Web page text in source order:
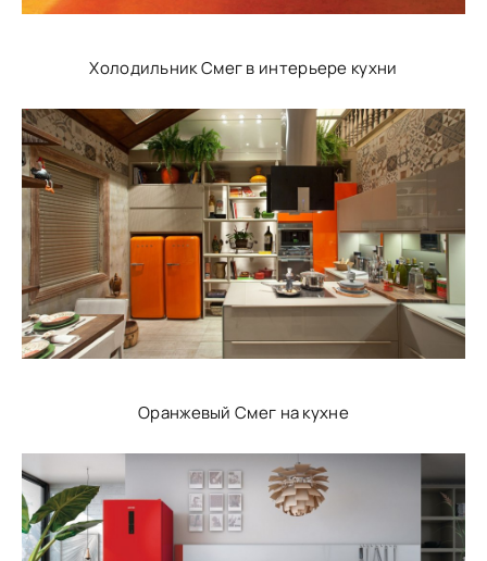
Холодильник Смег в интерьере кухни
Оранжевый Смег на кухне